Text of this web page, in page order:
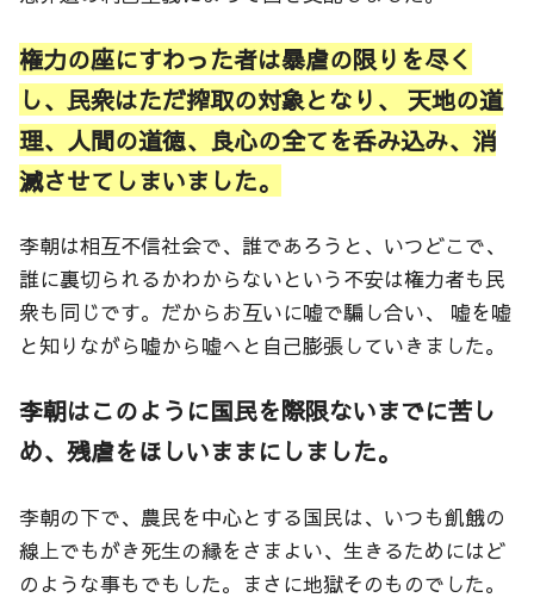
権力の座にすわった者は暴虐の限りを尽く
し、民衆はただ搾取の対象となり、 天地の道
理、人間の道徳、良心の全てを呑み込み、消
滅させてしまいました。
李朝は相互不信社会で、誰であろうと、いつどこで、
誰に裏切られるかわからないという不安は権力者も民
衆も同じです。だからお互いに嘘で騙し合い、 嘘を嘘
と知りながら嘘から嘘へと自己膨張していきました。
李朝はこのように国民を際限ないまでに苦し
め、残虐をほしいままにしました。
李朝の下で、農民を中心とする国民は、いつも飢餓の
線上でもがき死生の縁をさまよい、生きるためにはど
のような事もでもした。まさに地獄そのものでした。